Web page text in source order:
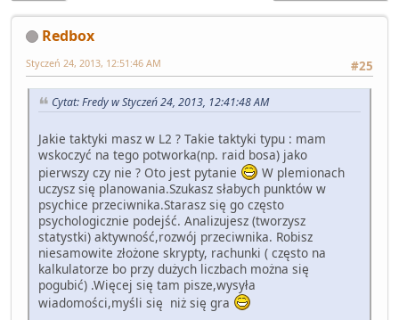
Redbox
#25
Styczeń 24, 2013, 12:51:46 AM
Cytat: Fredy w Styczeń 24, 2013, 12:41:48 AM
Jakie taktyki masz w L2 ? Takie taktyki typu : mam
wskoczyć na tego potworka(np. raid bosa) jako
pierwszy czy nie ? Oto jest pytanie
W plemionach
uczysz się planowania.Szukasz słabych punktów w
psychice przeciwnika.Starasz się go często
psychologicznie podejść. Analizujesz (tworzysz
statystki) aktywność,rozwój przeciwnika. Robisz
niesamowite złożone skrypty, rachunki ( często na
kalkulatorze bo przy dużych liczbach można się
pogubić) .Więcej się tam pisze,wysyła
wiadomości,myśli się niż się gra